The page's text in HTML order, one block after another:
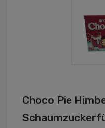
Choco Pie